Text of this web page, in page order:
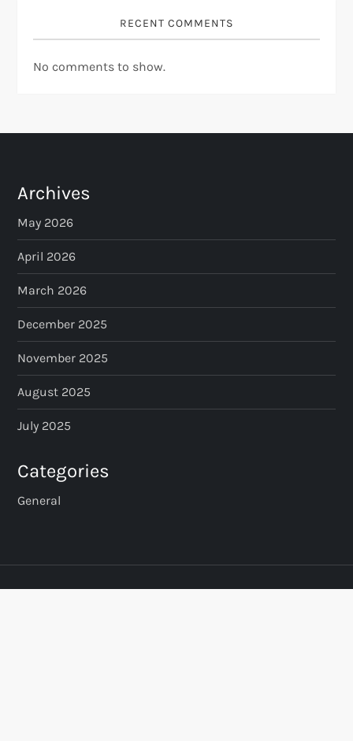
RECENT COMMENTS
No comments to show.
Archives
May 2026
April 2026
March 2026
December 2025
November 2025
August 2025
July 2025
Categories
General